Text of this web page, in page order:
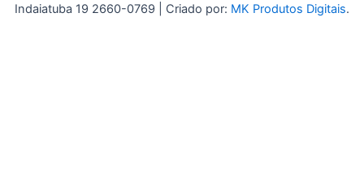
Indaiatuba 19 2660-0769 | Criado por: MK Produtos Digitais.